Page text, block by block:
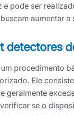
pode ser
aumentar
detectores
procedimento
Ele
geralmente
se o